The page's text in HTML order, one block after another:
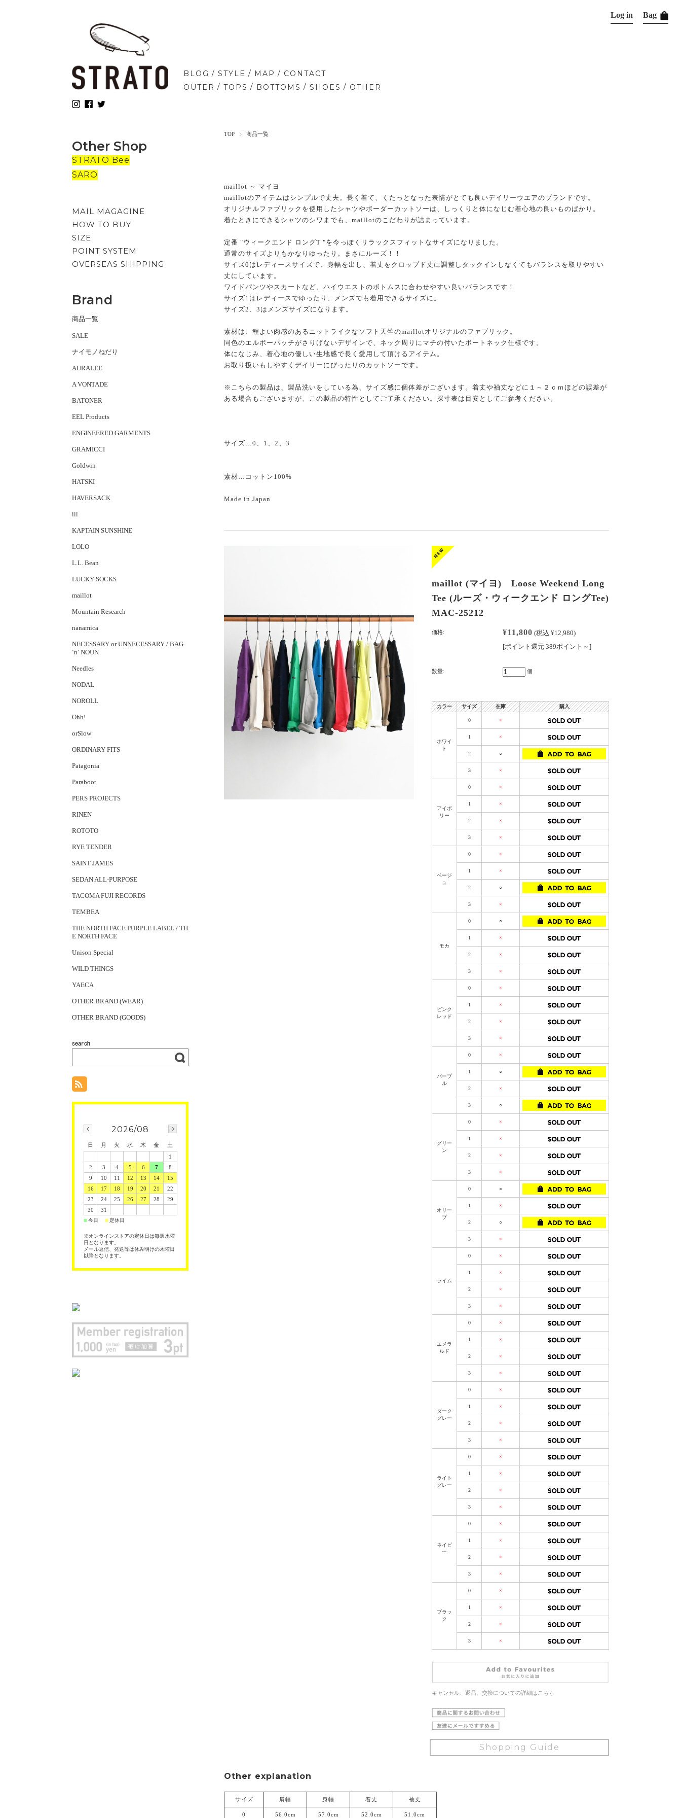
BLOG / STYLE / MAP / CONTACT
OUTER / TOPS / BOTTOMS / SHOES / OTHER
Log in Bag
TOP 商品一覧
maillot ～ マイヨ
maillotのアイテムはシンプルで丈夫。長く着て、くたっとなった表情がとても良いデイリーウエアのブランドです。
オリジナルファブリックを使用したシャツやボーダーカットソーは、しっくりと体になじむ着心地の良いものばかり。
着たときにできるシャツのシワまでも、maillotのこだわりが詰まっています。
定番 "ウィークエンド ロングT "を今っぽくリラックスフィットなサイズになりました。
通常のサイズよりもかなりゆったり。まさにルーズ！！
サイズ0はレディースサイズで、身幅を出し、着丈をクロップド丈に調整しタックインしなくてもバランスを取りやすい
丈にしています。
ワイドパンツやスカートなど、ハイウエストのボトムスに合わせやすい良いバランスです！
サイズ1はレディースでゆったり、メンズでも着用できるサイズに。
サイズ2、3はメンズサイズになります。
素材は、程よい肉感のあるニットライクなソフト天竺のmaillotオリジナルのファブリック。
同色のエルボーパッチがさりげないデザインで、ネック周りにマチの付いたボートネック仕様です。
体になじみ、着心地の優しい生地感で長く愛用して頂けるアイテム。
お取り扱いもしやすくデイリーにぴったりのカットソーです。
※こちらの製品は、製品洗いをしている為、サイズ感に個体差がございます。着丈や袖丈などに１～２ｃｍほどの誤差が
ある場合もございますが、この製品の特性としてご了承ください。採寸表は目安としてご参考ください。
サイズ…0、1、2、3
素材…コットン100%
Made in Japan
maillot (マイヨ) Loose Weekend Long
Tee (ルーズ・ウィークエンド ロングTee)
MAC-25212
価格: ¥11,800 (税込 ¥12,980)
[ポイント還元 389ポイント～]
数量: 個
カラー サイズ 在庫 購入
ホワイ
ト
0 ×
1 ×
2 ○
3 ×
アイボ
リー
0 ×
1 ×
2 ×
3 ×
ベージ
ュ
0 ×
1 ×
2 ○
3 ×
モカ
0 ○
1 ×
2 ×
3 ×
ピンク
レッド
0 ×
1 ×
2 ×
3 ×
パープ
ル
0 ×
1 ○
2 ×
3 ○
グリー
ン
0 ×
1 ×
2 ×
3 ×
オリー
ブ
0 ○
1 ×
2 ○
3 ×
ライム
0 ×
1 ×
2 ×
3 ×
エメラ
ルド
0 ×
1 ×
2 ×
3 ×
ダーク
グレー
0 ×
1 ×
2 ×
3 ×
ライト
グレー
0 ×
1 ×
2 ×
3 ×
ネイビ
ー
0 ×
1 ×
2 ×
3 ×
ブラッ
ク
0 ×
1 ×
2 ×
3 ×
キャンセル、返品、交換についての詳細はこちら
Shopping Guide
Other explanation
サイズ 肩幅 身幅 着丈 袖丈
0 56.0cm 57.0cm 52.0cm 51.0cm
Other Shop
STRATO Bee
SARO
MAIL MAGAGINE
HOW TO BUY
SIZE
POINT SYSTEM
OVERSEAS SHIPPING
Brand
商品一覧
SALE
ナイモノねだり
AURALEE
A VONTADE
BATONER
EEL Products
ENGINEERED GARMENTS
GRAMICCI
Goldwin
HATSKI
HAVERSACK
ill
KAPTAIN SUNSHINE
LOLO
L.L. Bean
LUCKY SOCKS
maillot
Mountain Research
nanamica
NECESSARY or UNNECESSARY / BAG
‘n’ NOUN
Needles
NODAL
NOROLL
Ohh!
orSlow
ORDINARY FITS
Patagonia
Paraboot
PERS PROJECTS
RINEN
ROTOTO
RYE TENDER
SAINT JAMES
SEDAN ALL-PURPOSE
TACOMA FUJI RECORDS
TEMBEA
THE NORTH FACE PURPLE LABEL / TH
E NORTH FACE
Unison Special
WILD THINGS
YAECA
OTHER BRAND (WEAR)
OTHER BRAND (GOODS)
2026/08
日 月 火 水 木 金
土
1
2
3 4 5 6 7
8
9
10 11 12 13 14
15
16
17 18 19 20 21
22
23
24 25 26 27 28
29
30
31
■今日 ■定休日
※オンラインストアの定休日は毎週水曜
日となります。
メール返信、発送等は休み明けの木曜日
以降となります。